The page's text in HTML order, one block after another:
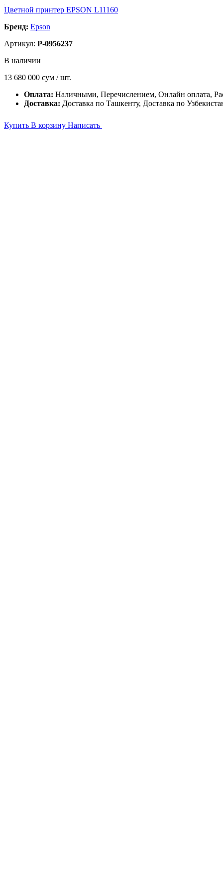
Цветной принтер EPSON L11160
Бренд: Epson
Артикул: P-0956237
В наличии
13 680 000 сум / шт.
Оплата: Наличными, Перечислением, Онлайн оплата,
Доставка: Доставка по Ташкенту, Доставка по
Купить В корзину Написать